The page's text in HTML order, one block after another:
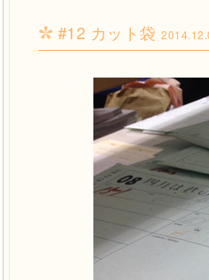
#12 カット袋